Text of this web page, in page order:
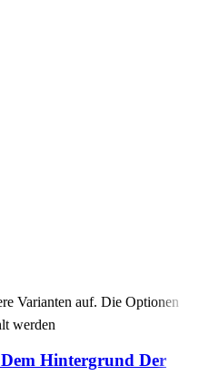
Varianten auf. Die Optionen
werden
Hintergrund Der